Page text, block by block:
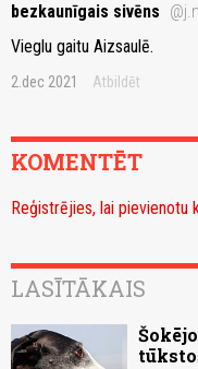
bezkaunīgais sivēns
Vieglu gaitu Aizsaulē.
2.dec 2021 Atbildēt
KOMENTĒT
Reģistrējies, lai pievienotu
LASĪTĀKAIS